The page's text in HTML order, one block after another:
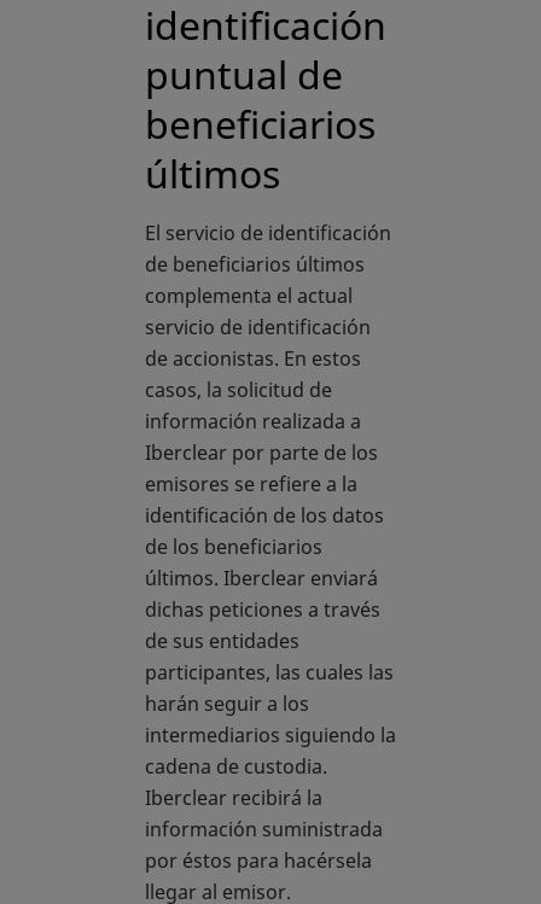
identificación
puntual de
beneficiarios
últimos
El servicio de identificación
de beneficiarios últimos
complementa el actual
servicio de identificación
de accionistas. En estos
casos, la solicitud de
información realizada a
Iberclear por parte de los
emisores se refiere a la
identificación de los datos
de los beneficiarios
últimos. Iberclear enviará
dichas peticiones a través
de sus entidades
participantes, las cuales las
harán seguir a los
intermediarios siguiendo la
cadena de custodia.
Iberclear recibirá la
información suministrada
por éstos para hacérsela
llegar al emisor.